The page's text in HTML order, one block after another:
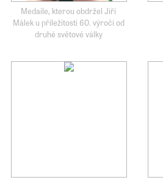
Medaile, kterou obdržel Jiří
Málek u příležitosti 60. výročí od
druhé světové války